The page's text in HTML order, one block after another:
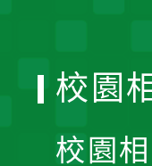
校園
校園